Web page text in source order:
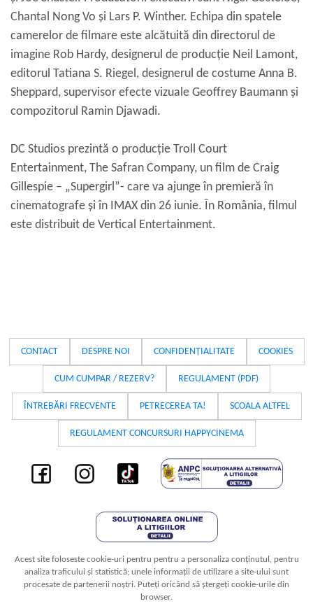
Chantal Nong Vo și Lars P. Winther. Echipa din spatele
camerelor de filmare este alcătuită din directorul de
imagine Rob Hardy, designerul de producție Neil Lamont,
editorul Tatiana S. Riegel, designerul de costume Anna B.
Sheppard, supervisor efecte vizuale Geoffrey Baumann și
compozitorul Ramin Djawadi.
DC Studios prezintă o producție Troll Court
Entertainment, The Safran Company, un film de Craig
Gillespie – „Supergirl”- care va ajunge în premieră în
cinematografe și în IMAX din 26 iunie. În România, filmul
este distribuit de Vertical Entertainment.
CONTACT DESPRE NOI CONFIDENȚIALITATE COOKIES
CUM CUMPAR / REZERV? REGULAMENT (PDF)
ÎNTREBĂRI FRECVENTE PETRECEREA TA! SCOALA ALTFEL
REGULAMENT CONCURSURI HAPPYCINEMA
Acest site foloseste cookie-uri pentru pentru a personaliza conținutul, pentru
analiza traficului și statistică; unele informații de utilizare a site-ului sunt
procesate de partenerii noștri. Puteți oricând să ștergeți cookie-urile din
browser.